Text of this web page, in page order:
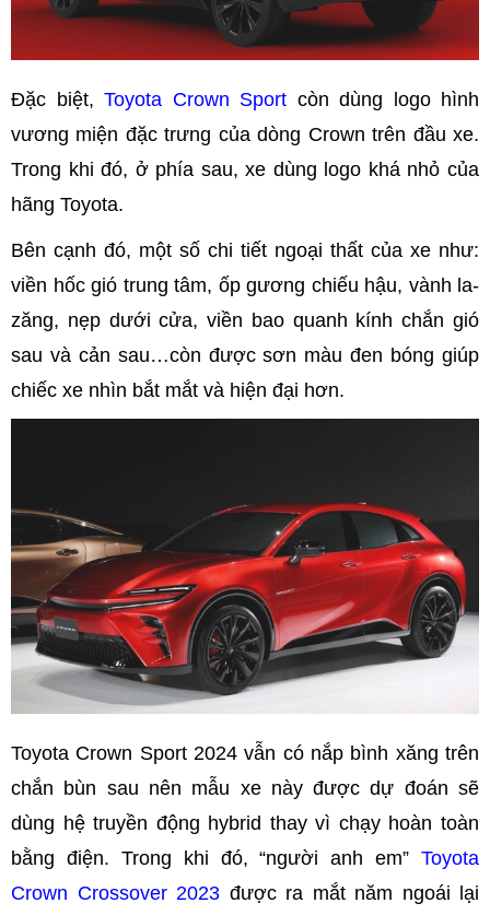
Đặc biệt, Toyota Crown Sport còn dùng logo hình
vương miện đặc trưng của dòng Crown trên đầu xe.
Trong khi đó, ở phía sau, xe dùng logo khá nhỏ của
hãng Toyota.
Bên cạnh đó, một số chi tiết ngoại thất của xe như:
viền hốc gió trung tâm, ốp gương chiếu hậu, vành la-
zăng, nẹp dưới cửa, viền bao quanh kính chắn gió
sau và cản sau…còn được sơn màu đen bóng giúp
chiếc xe nhìn bắt mắt và hiện đại hơn.
Toyota Crown Sport 2024 vẫn có nắp bình xăng trên
chắn bùn sau nên mẫu xe này được dự đoán sẽ
dùng hệ truyền động hybrid thay vì chạy hoàn toàn
bằng điện. Trong khi đó, “người anh em” Toyota
Crown Crossover 2023 được ra mắt năm ngoái lại